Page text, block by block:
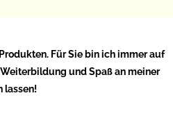
Für Sie bin ich immer auf
und Spaß an meiner
lassen!